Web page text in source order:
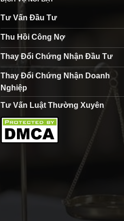
Tư Vấn Đầu Tư
Thu Hồi Công Nợ
Thay Đổi Chứng Nhận Đầu Tư
Thay Đổi Chứng Nhận Doanh
Nghiệp
Tư Vấn Luật Thường Xuyên